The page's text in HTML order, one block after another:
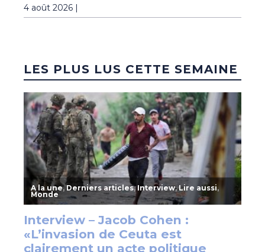
4 août 2026 |
LES PLUS LUS CETTE SEMAINE